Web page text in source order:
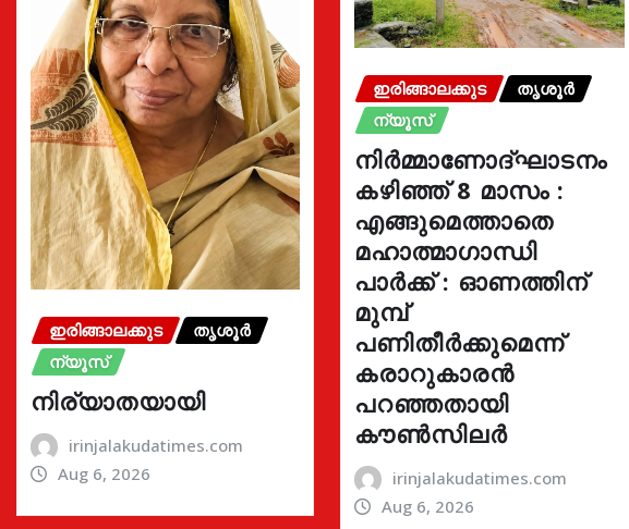
ഇരിങ്ങാലക്കുട
തൃശൂർ
ന്യൂസ്
നിര്യാതയായി
irinjalakudatimes.com
Aug 6, 2026
ഇരിങ്ങാലക്കുട
തൃശൂർ
ന്യൂസ്
നിർമ്മാണോദ്ഘാടനം
കഴിഞ്ഞ് 8 മാസം :
എങ്ങുമെത്താതെ
മഹാത്മാഗാന്ധി
പാർക്ക് : ഓണത്തിന്
മുമ്പ്
പണിതീർക്കുമെന്ന്
കരാറുകാരൻ
പറഞ്ഞതായി
കൗൺസിലർ
irinjalakudatimes.com
Aug 6, 2026